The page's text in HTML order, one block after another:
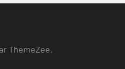
ThemeZee.